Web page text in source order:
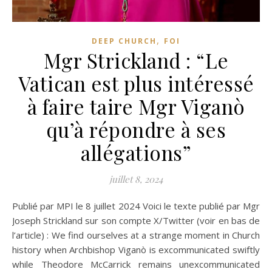
DEEP CHURCH , FOI
Mgr Strickland : “Le
Vatican est plus intéressé
à faire taire Mgr Viganò
qu’à répondre à ses
allégations”
juillet 8, 2024
Publié par MPI le 8 juillet 2024 Voici le texte publié par Mgr
Joseph Strickland sur son compte X/Twitter (voir en bas de
l’article) : We find ourselves at a strange moment in Church
history when Archbishop Viganò is excommunicated swiftly
while Theodore McCarrick remains unexcommunicated